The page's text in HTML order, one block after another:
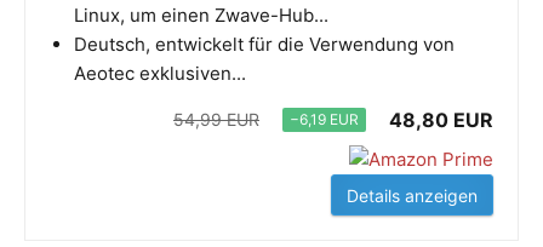
Linux, um einen Zwave-Hub...
Deutsch, entwickelt für die Verwendung von
Aeotec exklusiven...
54,99 EUR −6,19 EUR 48,80 EUR
Details anzeigen